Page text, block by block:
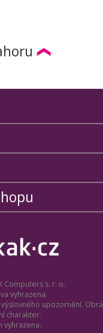
Computers s. r. o.
vyhrazena.
upozornění.
charakter.
vyhrazena.